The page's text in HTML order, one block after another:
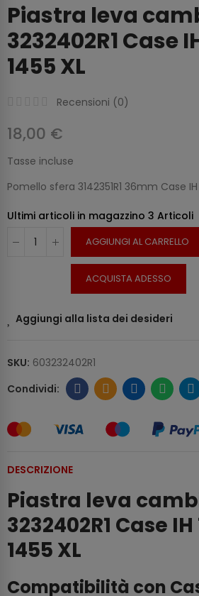
Piastra leva
3232402R1 Case
1455 XL
Recensioni (0)
18,00 €
Tasse incluse
Pomello sfera 3142351R1 36mm Case IH
Ultimi articoli in magazzino 3 Articoli
AGGIUNGI AL CARRELLO
ACQUISTA ADESSO
Aggiungi alla lista dei desideri
SKU: 603232402R1
DESCRIZIONE
Piastra leva
3232402R1 Case IH
1455 XL
Compatibilità con